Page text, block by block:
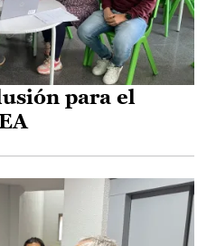
para el